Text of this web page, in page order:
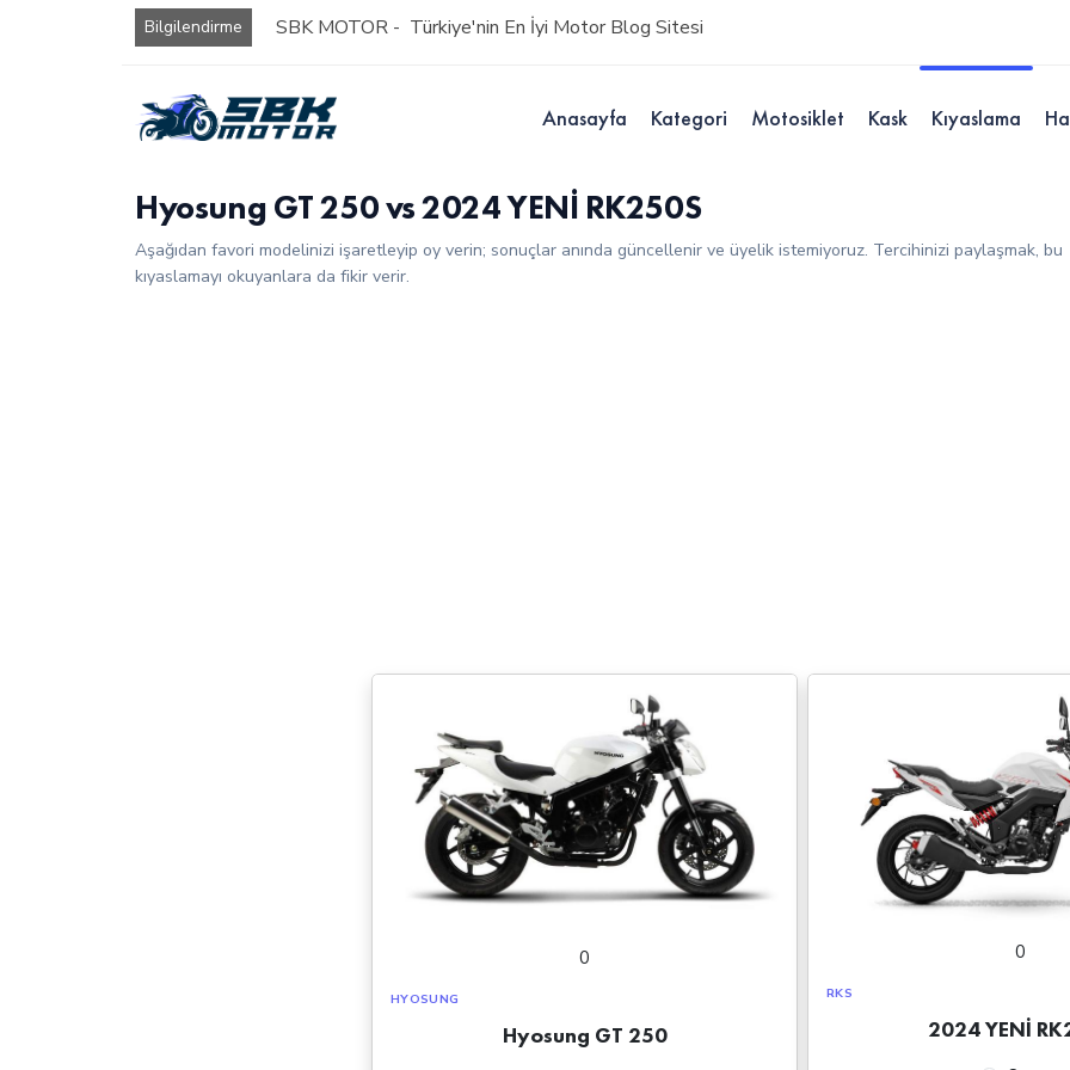
Bilgilendirme SBK MOTOR - Türkiye'nin En İyi Motor Blog Sitesi
Anasayfa Kategori Motosiklet Kask Kıyaslama
Hyosung GT 250 vs 2024 YENİ RK250S
Aşağıdan favori modelinizi işaretleyip oy verin; sonuçlar anında güncellenir ve üyelik istemiyoruz. Tercihinizi paylaşmak, bu
kıyaslamayı okuyanlara da fikir verir.
0
HYOSUNG
Hyosung GT 250
0
RKS
2024 YENİ